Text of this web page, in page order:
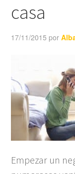
casa
17/11/2015 por
Empezar un